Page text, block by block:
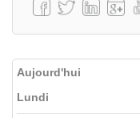
Aujourd'hui
Lundi